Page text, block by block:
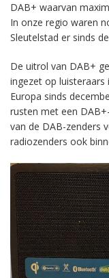
DAB+ waarvan
In onze regio waren
Sleutelstad er sinds
De uitrol van DAB+
ingezet op luisteraars
Europa sinds
rusten met een
van de DAB-zenders
radiozenders ook